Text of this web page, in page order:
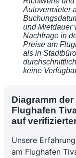
Autovermieter
und Mietdauer
Nachfrage in
Preise am
als in
keine
Diagramm
Flughafen
auf
Unsere
am Flughafen